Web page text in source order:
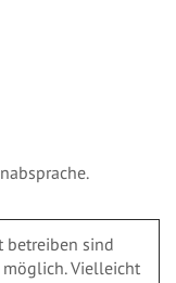
betreiben sind
Vielleicht